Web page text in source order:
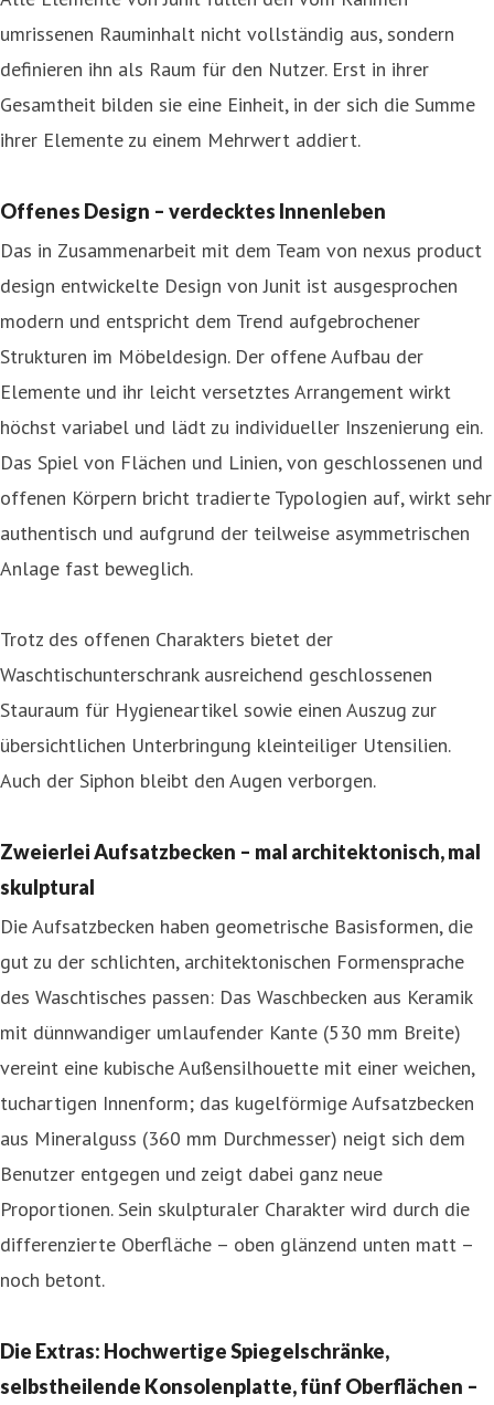
umrissenen Rauminhalt nicht vollständig aus, sondern
definieren ihn als Raum für den Nutzer. Erst in ihrer
Gesamtheit bilden sie eine Einheit, in der sich die Summe
ihrer Elemente zu einem Mehrwert addiert.
Offenes Design – verdecktes Innenleben
Das in Zusammenarbeit mit dem Team von nexus product
design entwickelte Design von Junit ist ausgesprochen
modern und entspricht dem Trend aufgebrochener
Strukturen im Möbeldesign. Der offene Aufbau der
Elemente und ihr leicht versetztes Arrangement wirkt
höchst variabel und lädt zu individueller Inszenierung ein.
Das Spiel von Flächen und Linien, von geschlossenen und
offenen Körpern bricht tradierte Typologien auf, wirkt sehr
authentisch und aufgrund der teilweise asymmetrischen
Anlage fast beweglich.
Trotz des offenen Charakters bietet der
Waschtischunterschrank ausreichend geschlossenen
Stauraum für Hygieneartikel sowie einen Auszug zur
übersichtlichen Unterbringung kleinteiliger Utensilien.
Auch der Siphon bleibt den Augen verborgen.
Zweierlei Aufsatzbecken – mal architektonisch, mal
skulptural
Die Aufsatzbecken haben geometrische Basisformen, die
gut zu der schlichten, architektonischen Formensprache
des Waschtisches passen: Das Waschbecken aus Keramik
mit dünnwandiger umlaufender Kante (530 mm Breite)
vereint eine kubische Außensilhouette mit einer weichen,
tuchartigen Innenform; das kugelförmige Aufsatzbecken
aus Mineralguss (360 mm Durchmesser) neigt sich dem
Benutzer entgegen und zeigt dabei ganz neue
Proportionen. Sein skulpturaler Charakter wird durch die
differenzierte Oberfläche – oben glänzend unten matt –
noch betont.
Die Extras: Hochwertige Spiegelschränke,
selbstheilende Konsolenplatte, fünf Oberflächen –